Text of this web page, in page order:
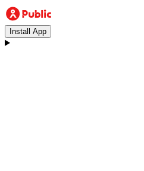
Install App